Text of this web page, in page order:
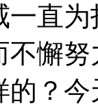
一直
不懈
？